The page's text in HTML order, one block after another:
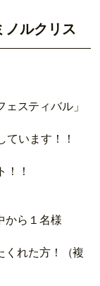
ルクリス
スティバル」
います！！
！！
から１名様
くれた方！（複